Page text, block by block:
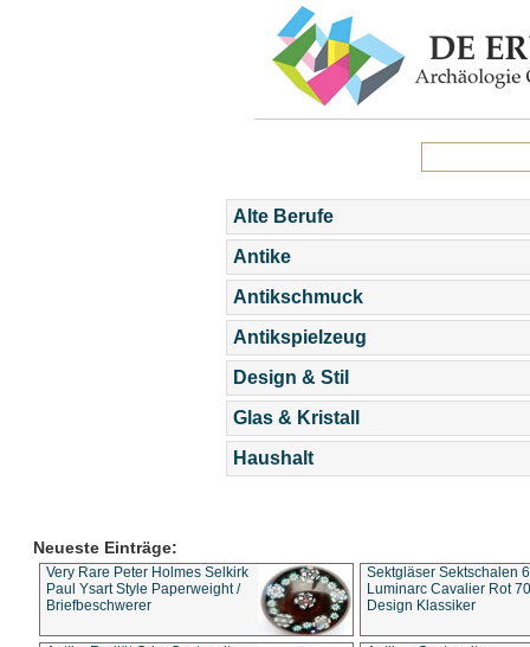
Alte Berufe
Antike
Antikschmuck
Antikspielzeug
Design & Stil
Glas & Kristall
Haushalt
Neueste Einträge:
Very Rare Peter Holmes Selkirk
Paul Ysart Style Paperweight /
Briefbeschwerer
Sektgläser Sektschalen
Luminarc Cavalier Rot
Design Klassiker